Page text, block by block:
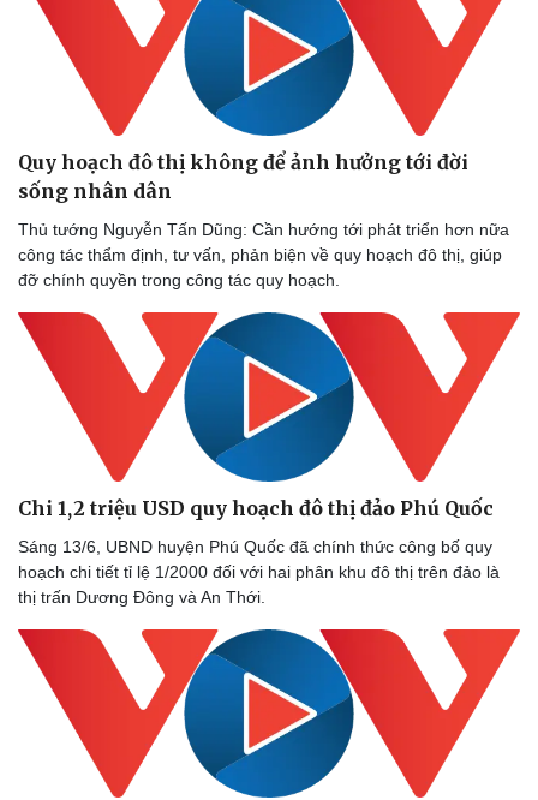
Quy hoạch đô thị không để ảnh hưởng tới đời
sống nhân dân
Thủ tướng Nguyễn Tấn Dũng: Cần hướng tới phát triển hơn nữa
công tác thẩm định, tư vấn, phản biện về quy hoạch đô thị, giúp
đỡ chính quyền trong công tác quy hoạch.
Chi 1,2 triệu USD quy hoạch đô thị đảo Phú Quốc
Sáng 13/6, UBND huyện Phú Quốc đã chính thức công bố quy
hoạch chi tiết tỉ lệ 1/2000 đối với hai phân khu đô thị trên đảo là
thị trấn Dương Đông và An Thới.